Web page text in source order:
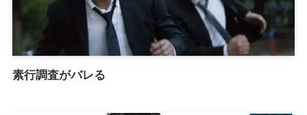
素行調査がバレる